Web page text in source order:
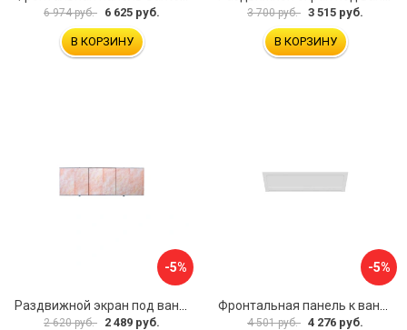
6 974 руб. 6 625 руб.
В КОРЗИНУ
3 700 руб. 3 515 руб.
В КОРЗИНУ
-5%
2 620 руб. 2 489 руб.
-5%
4 501 руб. 4 276 руб.